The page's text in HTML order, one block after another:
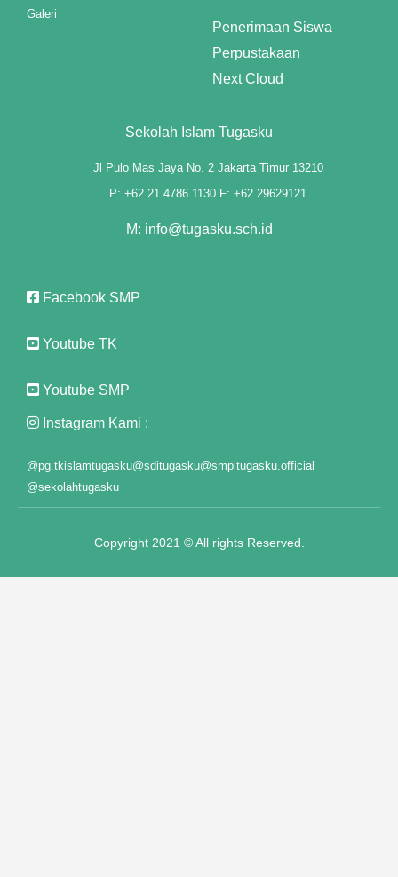
Galeri
Penerimaan Siswa
Perpustakaan
Next Cloud
Sekolah Islam Tugasku
Jl Pulo Mas Jaya No. 2 Jakarta Timur 13210
P: +62 21 4786 1130 F: +62 29629121
M: info@tugasku.sch.id
Facebook SMP
Youtube TK
Youtube SMP
Instagram Kami :
@pg.tkislamtugasku@sditugasku@smpitugasku.official
@sekolahtugasku
Copyright 2021 © All rights Reserved.